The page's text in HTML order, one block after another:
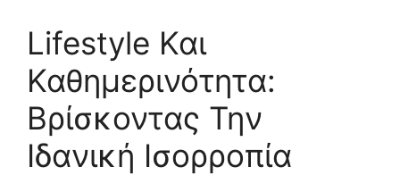
Lifestyle Και
Καθημερινότητα:
Βρίσκοντας Την
Ιδανική Ισορροπία